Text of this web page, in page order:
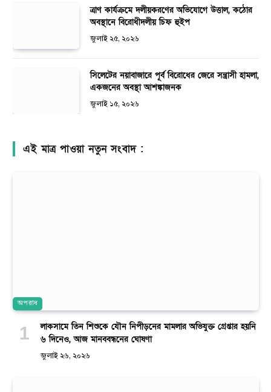
ত্রাণ কার্যক্রমে দলীয়করণের অভিযোগে উত্তাল, কঠোর
অবস্থানে বিরোধীদলীয় চিফ হুইপ
জুলাই ২৫, ২০২৬
সিলেটের নয়াবাজারে পূর্ব বিরোধের জেরে সন্ত্রাসী হামলা,
একজনের অবস্থা আশঙ্কাজনক
জুলাই ১৫, ২০২৬
এই মাত্র পাওয়া নতুন সংবাদ :
অপরাধ
লাকসামে তিন শিশুকে যৌন নিপীড়নের মামলার অভিযুক্ত গ্রেপ্তার হয়নি
৬ দিনেও, আজ মানববন্ধনের ঘোষণা
জুলাই ২৬, ২০২৬